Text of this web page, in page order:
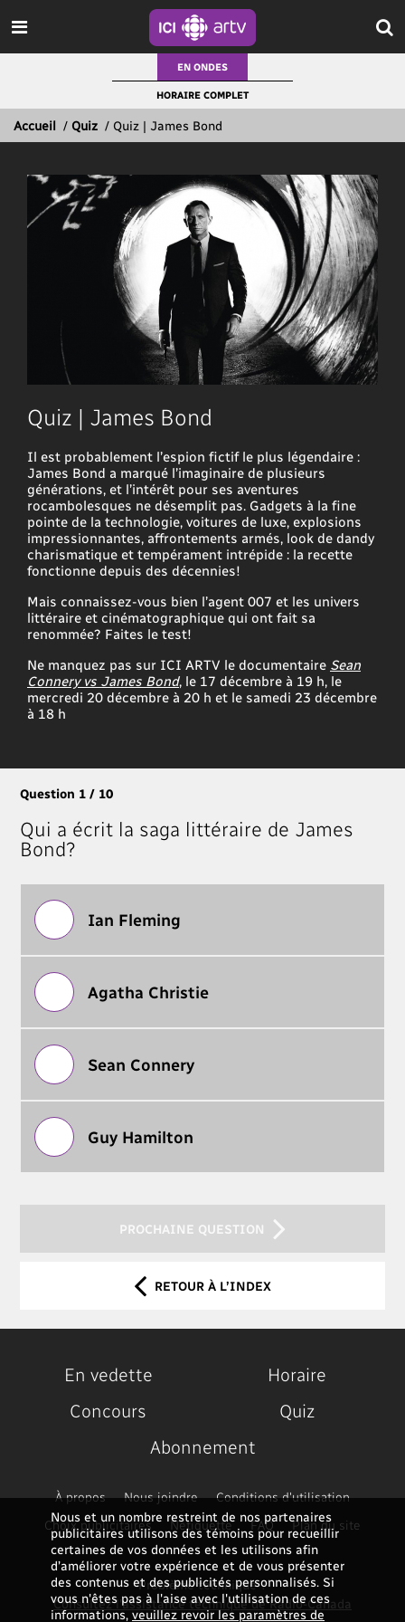
EN ONDES
HORAIRE COMPLET
Accueil / Quiz / Quiz | James Bond
Quiz | James Bond
Il est probablement l’espion fictif le plus légendaire :
James Bond a marqué l’imaginaire de plusieurs
générations, et l’intérêt pour ses aventures
rocambolesques ne désemplit pas. Gadgets à la fine
pointe de la technologie, voitures de luxe, explosions
impressionnantes, affrontements armés, look de dandy
charismatique et tempérament intrépide : la recette
fonctionne depuis des décennies!
Mais connaissez-vous bien l’agent 007 et les univers
littéraire et cinématographique qui ont fait sa
renommée? Faites le test!
Ne manquez pas sur ICI ARTV le documentaire Sean
Connery vs James Bond, le 17 décembre à 19 h, le
mercredi 20 décembre à 20 h et le samedi 23 décembre
à 18 h
Question 1 / 10
Qui a écrit la saga littéraire de James
Bond?
Ian Fleming
Agatha Christie
Sean Connery
Guy Hamilton
PROCHAINE QUESTION
RETOUR À L’INDEX
Nous et un nombre restreint de nos partenaires
publicitaires utilisons des témoins pour recueillir
certaines de vos données et les utilisons afin
d’améliorer votre expérience et de vous présenter
des contenus et des publicités personnalisés. Si
vous n'êtes pas à l'aise avec l'utilisation de ces
informations,veuillez revoir les paramètres de
En vedette
Horaire
Concours
Quiz
Abonnement
À propos Nous joindre
Conditions d'utilisation
Choix publicitaires
Nétiquette FAQ Plan du site
Problème technique ?
Consultez l'assistance technique de Radio-Canada